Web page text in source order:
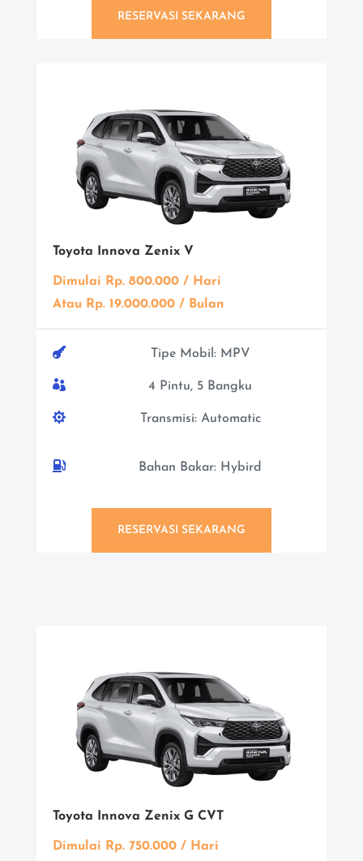
RESERVASI SEKARANG
Toyota Innova Zenix V
Dimulai Rp. 800.000 / Hari
Atau Rp. 19.000.000 / Bulan
 Tipe Mobil: MPV
 4 Pintu, 5 Bangku
 Transmisi: Automatic
 Bahan Bakar: Hybird
RESERVASI SEKARANG
Toyota Innova Zenix G CVT
Dimulai Rp. 750.000 / Hari